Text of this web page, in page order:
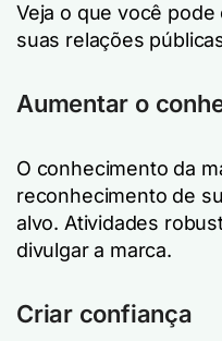
Veja o que você
suas relações
Aumentar o
O conhecimento da
reconhecimento de
alvo. Atividades
divulgar a marca.
Criar confiança